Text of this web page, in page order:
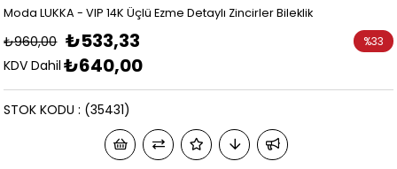
Moda LUKKA - VIP 14K Üçlü Ezme Detaylı Zincirler Bileklik
₺960,00 ₺533,33
KDV Dahil ₺640,00
%33
(35431)
STOK KODU